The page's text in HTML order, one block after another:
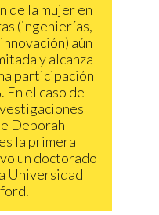
de la mujer en
(ingenierías,
aún
y alcanza
participación
En el caso de
Deborah
la primera
un doctorado
Universidad